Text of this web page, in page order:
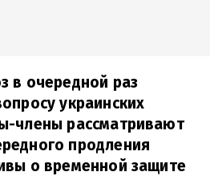
в очередной раз
украинских
члены рассматривают
продления
о временной защите